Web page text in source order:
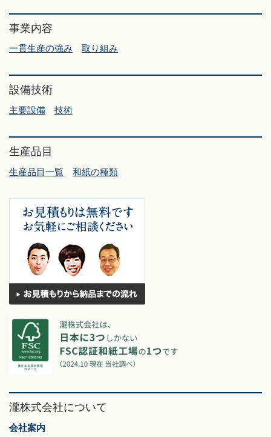
事業内容
一貫生産の強み 取り組み
設備技術
主要設備 技術
生産品目
生産品目一覧 和紙の種類
瀧株式会社について
会社案内